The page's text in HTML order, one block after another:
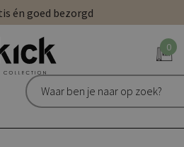
én goed bezorgd
officiële Kick webshop
| 300+ reviews
én goed bezorgd
0